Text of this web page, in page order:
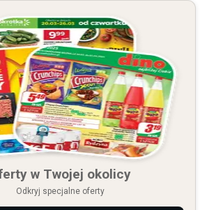
w Twojej okolicy
Odkryj specjalne oferty